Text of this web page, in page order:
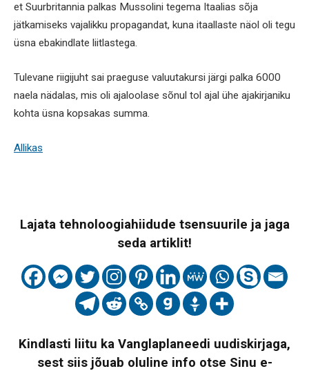
et Suurbritannia palkas Mussolini tegema Itaalias sõja
jätkamiseks vajalikku propagandat, kuna itaallaste näol oli tegu
üsna ebakindlate liitlastega.
Tulevane riigijuht sai praeguse valuutakursi järgi palka 6000
naela nädalas, mis oli ajaloolase sõnul tol ajal ühe ajakirjaniku
kohta üsna kopsakas summa.
Allikas
Lajata tehnoloogiahiidude tsensuurile ja jaga
seda artiklit!
Kindlasti liitu ka Vanglaplaneedi uudiskirjaga,
sest siis jõuab oluline info otse Sinu e-